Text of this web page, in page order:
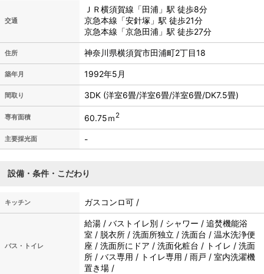
交通
ＪＲ横須賀線「田浦」駅 徒歩8分
京急本線「安針塚」駅 徒歩21分
京急本線「京急田浦」駅 徒歩27分
住所 神奈川県横須賀市田浦町2丁目18
築年月 1992年5月
間取り 3DK (洋室6畳/洋室6畳/洋室6畳/DK7.5畳)
専有面積 60.75ｍ2
主要採光面 -
設備・条件・こだわり
キッチン ガスコンロ可 /
バス・トイレ
給湯 / バストイレ別 / シャワー / 追焚機能浴
室 / 脱衣所 / 洗面所独立 / 洗面台 / 温水洗浄便
座 / 洗面所にドア / 洗面化粧台 / トイレ / 洗面
所 / バス専用 / トイレ専用 / 雨戸 / 室内洗濯機
置き場 /